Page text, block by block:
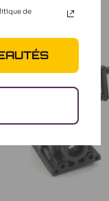
de